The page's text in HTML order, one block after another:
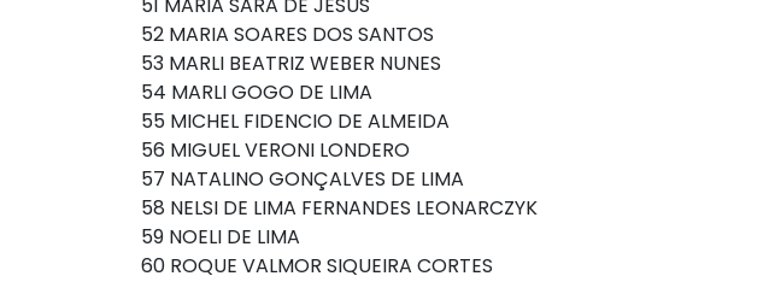
51 MARIA SARA DE JESUS
52 MARIA SOARES DOS SANTOS
53 MARLI BEATRIZ WEBER NUNES
54 MARLI GOGO DE LIMA
55 MICHEL FIDENCIO DE ALMEIDA
56 MIGUEL VERONI LONDERO
57 NATALINO GONÇALVES DE LIMA
58 NELSI DE LIMA FERNANDES LEONARCZYK
59 NOELI DE LIMA
60 ROQUE VALMOR SIQUEIRA CORTES